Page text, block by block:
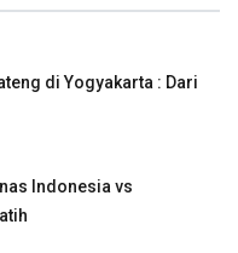
di Yogyakarta : Dari
Indonesia vs